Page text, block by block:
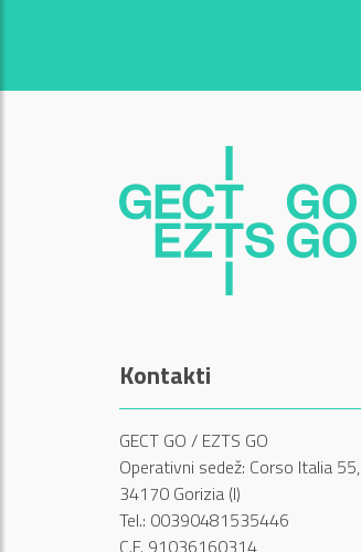
Kontakti
GECT GO / EZTS GO
Operativni sedež: Corso Italia 55,
34170 Gorizia (I)
Tel.: 00390481535446
C.F. 91036160314